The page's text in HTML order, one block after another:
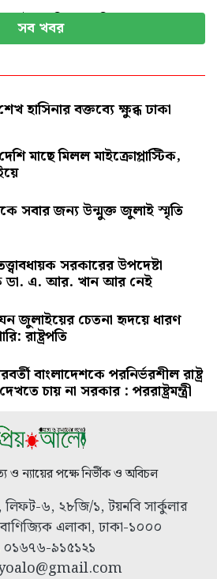
সাকিবের বাড়িতে হামলা
প্রতিমন্ত্রী ববি হাজ্জাজ
সব খবর
হাসিনার বক্তব্যে ক্ষুব্ধ ঢাকা
মাছে মিলল মাইক্রোপ্লাস্টিক,
সবার জন্য উন্মুক্ত জুলাই স্মৃতি
সরকারের উপদেষ্টা
ডা. এ. আর. খান আর নেই
জুলাইয়ের চেতনা হৃদয়ে ধারণ
রাষ্ট্রপতি
বাংলাদেশকে পরনির্ভরশীল রাষ্ট্র
চায় না সরকার : পররাষ্ট্রমন্ত্রী
ও ন্যায়ের পক্ষে নির্ভীক ও অবিচল
৬, ২৮জি/১, টয়নবি সার্কুলার
এলাকা, ঢাকা-১০০০
০১৬৭৬-৯১৫১২১